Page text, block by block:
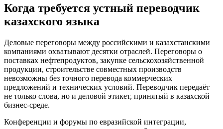
Когда требуется устный переводчик
казахского языка
Деловые переговоры между российскими и казахстанскими
компаниями охватывают десятки отраслей. Переговоры о
поставках нефтепродуктов, закупке сельскохозяйственной
продукции, строительстве совместных производств
невозможны без точного перевода коммерческих
предложений и технических условий. Переводчик передаёт
не только слова, но и деловой этикет, принятый в казахской
бизнес-среде.
Конференции и форумы по евразийской интеграции,